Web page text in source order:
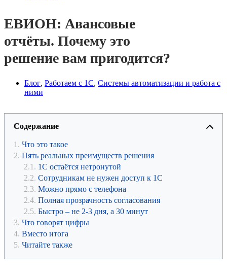
ЕВИОН: Авансовые
отчёты. Почему это
решение вам пригодится?
Блог, Работаем с 1С, Системы автоматизации и работа с
ними
Содержание
Что это такое
Пять реальных преимуществ решения
1С остаётся нетронутой
Сотрудникам не нужен доступ к 1С
Можно прямо с телефона
Полная прозрачность согласования
Быстро – не 2-3 дня, а 30 минут
Что говорят цифры
Вместо итога
Читайте также